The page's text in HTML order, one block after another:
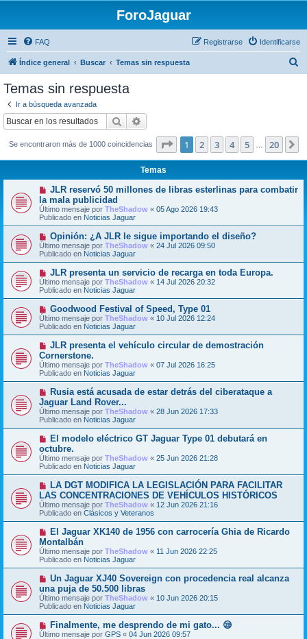
ForoJaguar
FAQ Identificarse
Registrarse
Índice general Buscar Temas sin respuesta
Temas sin respuesta
Ir a búsqueda avanzada
Buscar
Se encontraron más de 1000 coincidencias Página de 20
1 2 3 4 5 20
Temas
N
e
v
o
m
e
n
s
a
e
JLR reservó 50 millones de libras esterlinas para combatir
la mala publicidad
Último mensaje por TheShadow « 05 Ago 2026 19:43
Publicado en Noticias Jaguar
N
u
e
v
m
e
n
s
a
j
e
Opinión: ¿A JLR le sigue importando el diseño?
Último mensaje por TheShadow « 24 Jul 2026 09:50
Publicado en Noticias Jaguar
N
u
e
v
m
e
n
s
a
j
e
JLR presenta un servicio de recarga en toda Europa.
Último mensaje por TheShadow « 14 Jul 2026 20:32
Publicado en Noticias Jaguar
N
u
e
v
m
e
n
s
a
e
Goodwood Festival of Speed, Type 01
Último mensaje por TheShadow « 10 Jul 2026 12:24
Publicado en Noticias Jaguar
N
e
v
o
m
n
s
a
e
JLR presenta el vehículo circular de demostración
Cornerstone.
Último mensaje por TheShadow « 07 Jul 2026 16:25
Publicado en Noticias Jaguar
N
e
v
o
m
n
s
a
e
Rusia está acusada de estar detrás del ciberataque a
Jaguar Land Rover...
Último mensaje por TheShadow « 28 Jun 2026 17:33
Publicado en Noticias Jaguar
N
u
e
v
o
m
n
s
a
e
El modelo eléctrico GT Jaguar Type 01 debutará en
octubre.
Último mensaje por TheShadow « 25 Jun 2026 21:28
Publicado en Noticias Jaguar
N
u
e
v
o
m
n
s
a
e
LA DGT MODIFICA LA LEGISLACIÓN PARA FACILITAR
LAS CONCENTRACIONES DE VEHÍCULOS HISTÓRICOS
Último mensaje por TheShadow « 12 Jun 2026 21:16
Publicado en Clásicos y Veteranos
N
e
v
o
m
e
n
s
a
e
El Jaguar XK140 de 1956 con carrocería Ghia de Ricardo
Montalbán
Último mensaje por TheShadow « 11 Jun 2026 22:25
Publicado en Noticias Jaguar
N
e
v
o
m
n
Un Jaguar XJ40 Sovereign con procedencia real alcanza
una puja de 50.500 libras
Último mensaje por TheShadow « 10 Jun 2026 20:15
Publicado en Noticias Jaguar
N
u
Finalmente, me desprendo de mi gato... 😪
Último mensaje por GPS « 04 Jun 2026 09:57